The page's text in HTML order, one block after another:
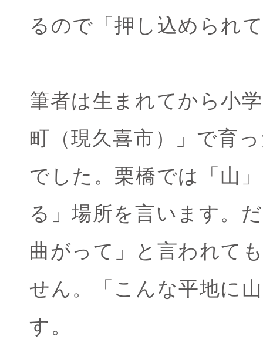
るので「押し込められ
筆者は生まれてから小
町（現久喜市）」で育
でした。栗橋では「山
る」場所を言います。
曲がって」と言われて
せん。「こんな平地に
す。